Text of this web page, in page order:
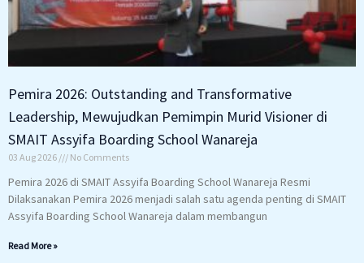
Pemira 2026: Outstanding and Transformative
Leadership, Mewujudkan Pemimpin Murid Visioner di
SMAIT Assyifa Boarding School Wanareja
03 Aug 2026 No Comments
Pemira 2026 di SMAIT Assyifa Boarding School Wanareja Resmi
Dilaksanakan Pemira 2026 menjadi salah satu agenda penting di SMAIT
Assyifa Boarding School Wanareja dalam membangun
Read More »